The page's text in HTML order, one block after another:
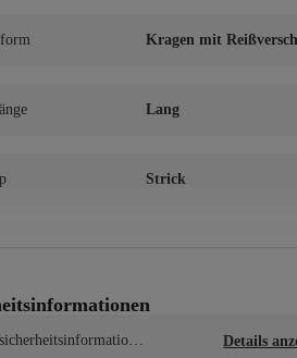
Kragen mit
Lang
Strick
Details